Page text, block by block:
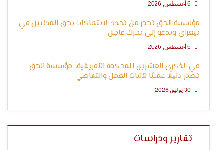
مؤسسة الحق تحذر من تجدد الانتهاكات بحق المدنيين في
تيغراي وتدعو إلى تحرك عاجل
في الذكرى العشرين للمحكمة الأفريقية.. مؤسسة الحق
تصدر دليلًا عمليًا لآليات العمل والتقاضي
تقارير ودراسات